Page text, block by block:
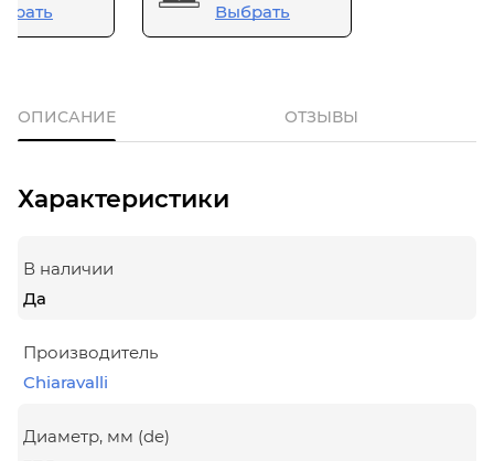
Выбрать
ОПИСАНИЕ ОТЗЫВЫ
Характеристики
В наличии
Да
Производитель
Chiaravalli
Диаметр, мм (de)